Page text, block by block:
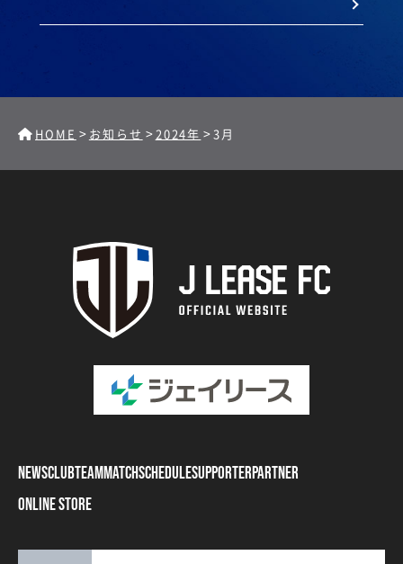
HOME > お知らせ >2024年 > 3月
NEWSCLUBTEAMMATCHSCHEDULESUPPORTERPARTNER
ONLINE STORE